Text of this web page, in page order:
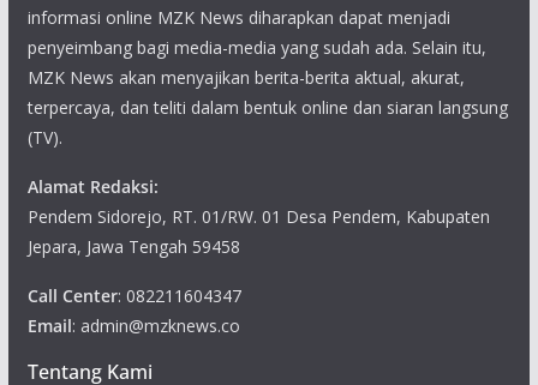
informasi online MZK News diharapkan dapat menjadi
penyeimbang bagi media-media yang sudah ada. Selain itu,
MZK News akan menyajikan berita-berita aktual, akurat,
terpercaya, dan teliti dalam bentuk online dan siaran langsung
(TV).
Alamat Redaksi:
Pendem Sidorejo, RT. 01/RW. 01 Desa Pendem, Kabupaten
Jepara, Jawa Tengah 59458
Call Center: 082211604347
Email: admin@mzknews.co
Tentang Kami